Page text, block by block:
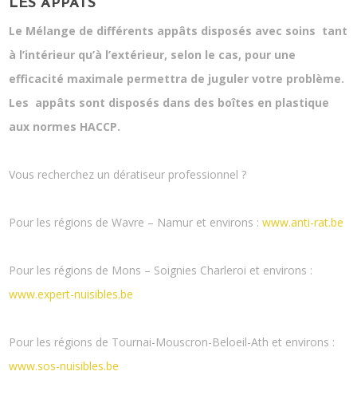
LES APPÂTS
Le Mélange de différents appâts disposés avec soins tant
à l’intérieur qu’à l’extérieur, selon le cas, pour une
efficacité maximale permettra de juguler votre problème.
Les appâts sont disposés dans des boîtes en plastique
aux normes HACCP.
Vous recherchez un dératiseur professionnel ?
Pour les régions de Wavre – Namur et environs :www.anti-rat.be
Pour les régions de Mons – Soignies Charleroi et environs :
www.expert-nuisibles.be
Pour les régions de Tournai-Mouscron-Beloeil-Ath et environs :
www.sos-nuisibles.be